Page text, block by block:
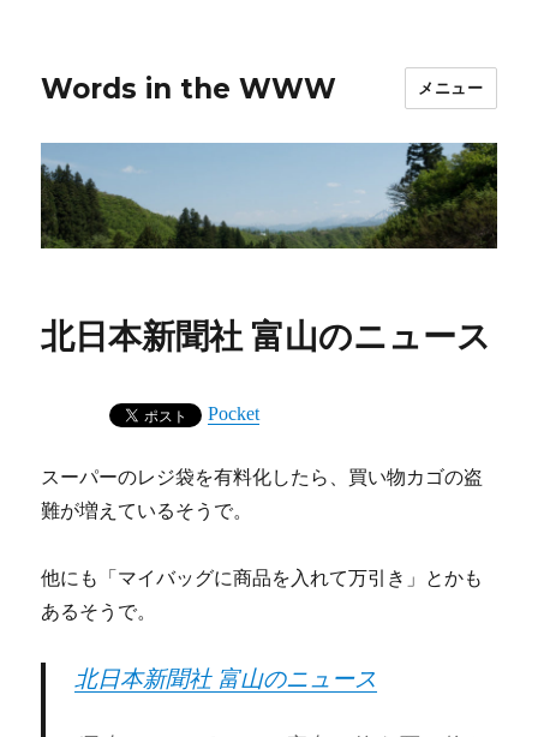
Words in the WWW メニュー
北日本新聞社 富山のニュース
Pocket
スーパーのレジ袋を有料化したら、買い物カゴの盗
難が増えているそうで。
他にも「マイバッグに商品を入れて万引き」とかも
あるそうで。
北日本新聞社 富山のニュース